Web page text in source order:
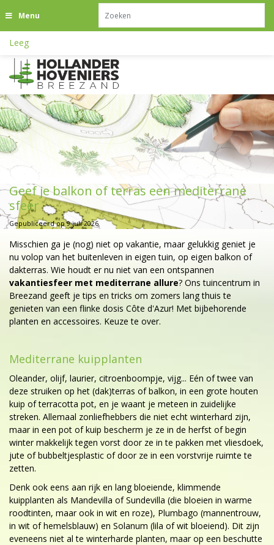
n
o
n
t
e
n
Menu
Leeg
Geef je balkon of terras een mediterrane
sfeer
Gepubliceerd op9 juli 2026
Misschien ga je (nog) niet op vakantie, maar gelukkig geniet je
nu volop van het buitenleven in eigen tuin, op eigen balkon of
dakterras. Wie houdt er nu niet van een ontspannen
vakantiesfeer met mediterrane allure? Ons tuincentrum in
Breezand geeft je tips en tricks om zomers lang thuis te
genieten van een flinke dosis Côte d'Azur! Met bijbehorende
planten en accessoires. Keuze te over.
Mediterrane kuipplanten
Oleander, olijf, laurier, citroenboompje, vijg... Eén of twee van
deze struiken op het (dak)terras of balkon, in een grote houten
kuip of terracotta pot, en je waant je meteen in zuidelijke
streken. Allemaal zonliefhebbers die niet echt winterhard zijn,
maar in een pot of kuip bescherm je ze in de herfst of begin
winter makkelijk tegen vorst door ze in te pakken met vliesdoek,
jute of bubbeltjesplastic of door ze in een vorstvrije ruimte te
zetten.
Denk ook eens aan rijk en lang bloeiende, klimmende
kuipplanten als Mandevilla of Sundevilla (die bloeien in warme
roodtinten, maar ook in wit en roze), Plumbago (mannentrouw,
in wit of hemelsblauw) en Solanum (lila of wit bloeiend). Dit zijn
eveneens niet al te winterharde planten, maar op een beschutte